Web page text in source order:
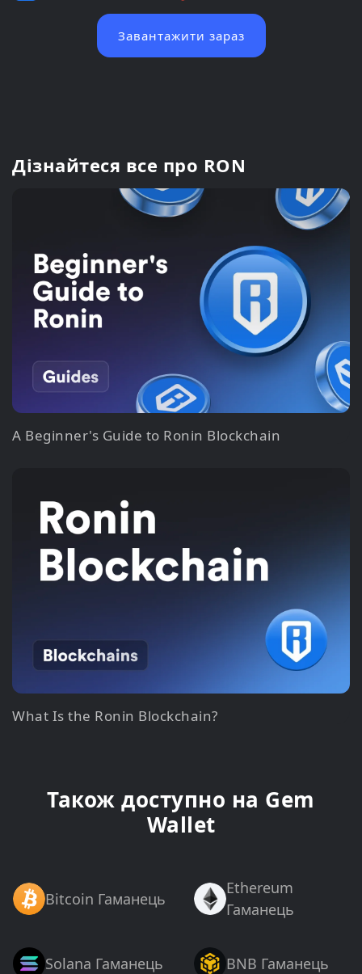
Завантажити зараз
Дізнайтеся все про RON
A Beginner's Guide to Ronin Blockchain
What Is the Ronin Blockchain?
Також доступно на Gem
Wallet
Bitcoin Гаманець
Ethereum
Гаманець
Solana Гаманець BNB Гаманець